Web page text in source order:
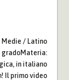
Medie / Latino
gradoMateria:
in italiano
Il primo video